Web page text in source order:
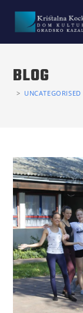
BLOG
> UNCATEGORISED